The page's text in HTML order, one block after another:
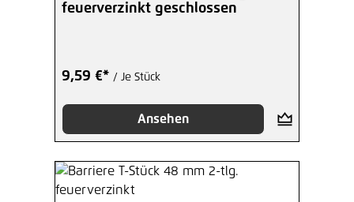
feuerverzinkt geschlossen
9,59 €* / Je Stück
Ansehen